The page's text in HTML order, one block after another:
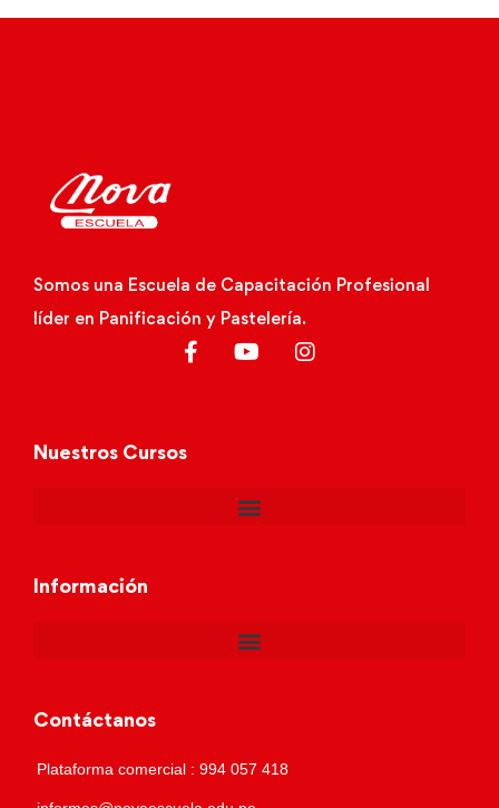
Somos una Escuela de Capacitación Profesional
líder en Panificación y Pastelería.
Nuestros Cursos
Información
Contáctanos
Plataforma comercial : 994 057 418